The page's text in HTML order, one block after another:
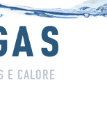
E CALORE